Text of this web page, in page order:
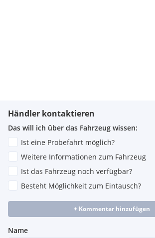
Händler kontaktieren
Das will ich über das Fahrzeug wissen:
Ist eine Probefahrt möglich?
Weitere Informationen zum Fahrzeug
Ist das Fahrzeug noch verfügbar?
Besteht Möglichkeit zum Eintausch?
+ Kommentar hinzufügen
Name